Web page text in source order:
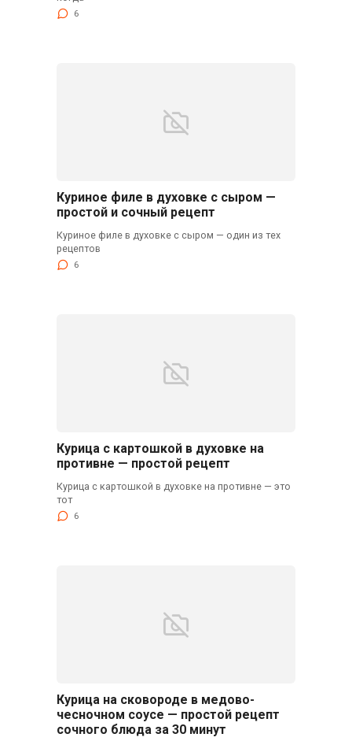
6
Куриное филе в духовке с сыром —
простой и сочный рецепт
Куриное филе в духовке с сыром — один из тех
рецептов
6
Курица с картошкой в духовке на
противне — простой рецепт
Курица с картошкой в духовке на противне — это
тот
6
Курица на сковороде в медово-
чесночном соусе — простой рецепт
сочного блюда за 30 минут